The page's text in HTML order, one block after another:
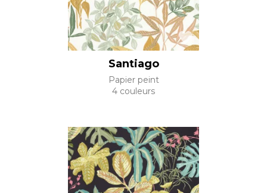
Santiago
Papier peint
4 couleurs